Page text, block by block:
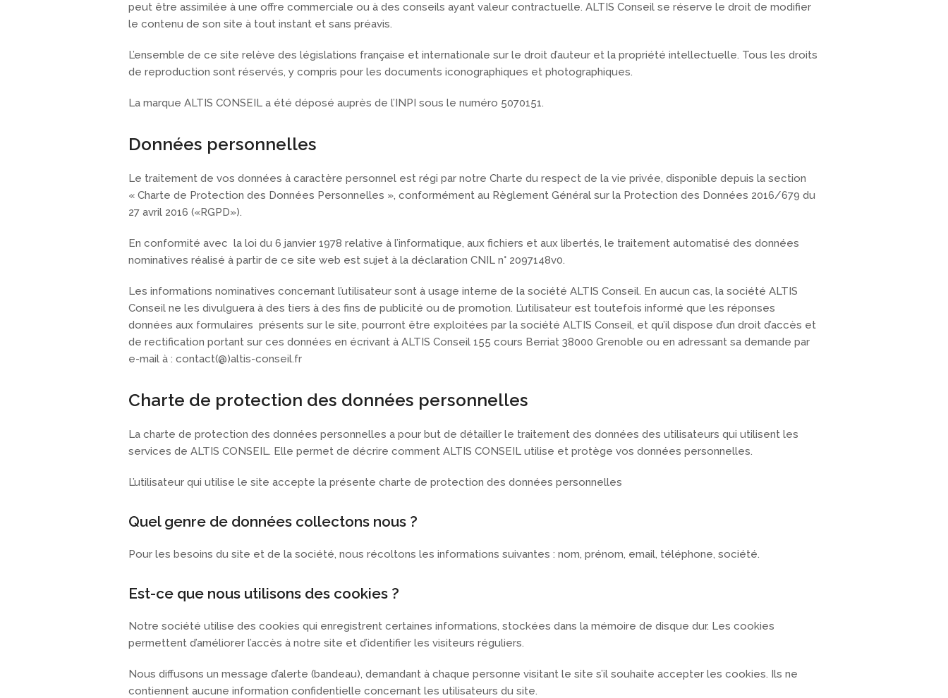
peut être assimilée à une offre commerciale ou à des conseils ayant valeur contractuelle. ALTIS Conseil se réserve le droit de modifier
le contenu de son site à tout instant et sans préavis.
L’ensemble de ce site relève des législations française et internationale sur le droit d’auteur et la propriété intellectuelle. Tous les droits
de reproduction sont réservés, y compris pour les documents iconographiques et photographiques.
La marque ALTIS CONSEIL a été déposé auprès de l’INPI sous le numéro 5070151.
Données personnelles
Le traitement de vos données à caractère personnel est régi par notre Charte du respect de la vie privée, disponible depuis la section
« Charte de Protection des Données Personnelles », conformément au Règlement Général sur la Protection des Données 2016/679 du
27 avril 2016 («RGPD»).
En conformité avec la loi du 6 janvier 1978 relative à l’informatique, aux fichiers et aux libertés, le traitement automatisé des données
nominatives réalisé à partir de ce site web est sujet à la déclaration CNIL n° 2097148v0.
Les informations nominatives concernant l’utilisateur sont à usage interne de la société ALTIS Conseil. En aucun cas, la société ALTIS
Conseil ne les divulguera à des tiers à des fins de publicité ou de promotion. L’utilisateur est toutefois informé que les réponses
données aux formulaires présents sur le site, pourront être exploitées par la société ALTIS Conseil, et qu’il dispose d’un droit d’accès et
de rectification portant sur ces données en écrivant à ALTIS Conseil 155 cours Berriat 38000 Grenoble ou en adressant sa demande par
e-mail à : contact(@)altis-conseil.fr
Charte de protection des données personnelles
La charte de protection des données personnelles a pour but de détailler le traitement des données des utilisateurs qui utilisent les
services de ALTIS CONSEIL. Elle permet de décrire comment ALTIS CONSEIL utilise et protège vos données personnelles.
L’utilisateur qui utilise le site accepte la présente charte de protection des données personnelles
Quel genre de données collectons nous ?
Pour les besoins du site et de la société, nous récoltons les informations suivantes : nom, prénom, email, téléphone, société.
Est-ce que nous utilisons des cookies ?
Notre société utilise des cookies qui enregistrent certaines informations, stockées dans la mémoire de disque dur. Les cookies
permettent d’améliorer l’accès à notre site et d’identifier les visiteurs réguliers.
Nous diffusons un message d’alerte (bandeau), demandant à chaque personne visitant le site s’il souhaite accepter les cookies. Ils ne
contiennent aucune information confidentielle concernant les utilisateurs du site.